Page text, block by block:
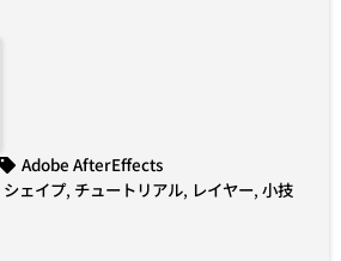
Adobe AfterEffects
シェイプ, チュートリアル, レイヤー, 小技